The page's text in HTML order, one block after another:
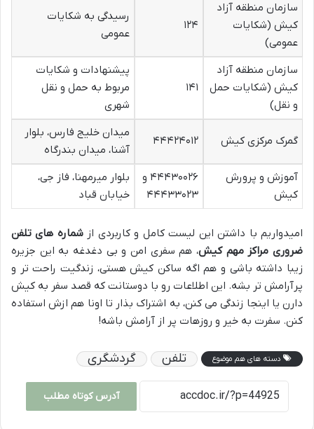
سازمان منطقه آزاد
کیش (شکایات
عمومی)
۱۲۴
رسیدگی به شکایات
عمومی
سازمان منطقه آزاد
کیش (شکایات حمل
و نقل)
۱۴۱
پیشنهادات و شکایات
مربوط به حمل و نقل
شهری
گمرک مرکزی کیش ۴۴۴۲۴۰۱۲
میدان خلیج فارس، بلوار
آشنا، میدان بندرگاه
آموزش و پرورش
کیش
۴۴۴۳۰۰۲۶ و
۴۴۴۳۳۰۲۳
بلوار میرمهنا، فاز جی،
خیابان قباد
امیدواریم با داشتن این لیست کامل و کاربردی ازشماره های تلفن
ضروری مراکز مهم کیش، هم سفری امن و بی دغدغه به این جزیره
زیبا داشته باشی و هم اگه ساکن کیش هستی، زندگیت راحت تر و
پرآرامش تر بشه. این اطلاعات رو با دوستانت که قصد سفر به کیش
دارن یا اینجا زندگی می کنن، به اشتراک بذار تا اونا هم ازش استفاده
کنن. سفرت به خیر و روزهات پر از آرامش باشه!
دسته های هم موضوع تلفن گردشگری
آدرس کوتاه مطلب